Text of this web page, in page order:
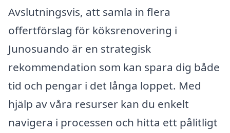
Avslutningsvis, att samla in flera
offertförslag för köksrenovering i
Junosuando är en strategisk
rekommendation som kan spara dig både
tid och pengar i det långa loppet. Med
hjälp av våra resurser kan du enkelt
navigera i processen och hitta ett pålitligt